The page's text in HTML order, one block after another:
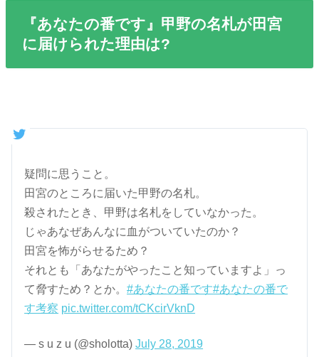
『あなたの番です』甲野の名札が田宮
に届けられた理由は?
疑問に思うこと。
田宮のところに届いた甲野の名札。
殺されたとき、甲野は名札をしていなかった。
じゃあなぜあんなに血がついていたのか？
田宮を怖がらせるため？
それとも「あなたがやったこと知っていますよ」っ
て脅すため？とか。#あなたの番です#あなたの番で
す考察 pic.twitter.com/tCKcirVknD
— s u z u (@sholotta)July 28, 2019